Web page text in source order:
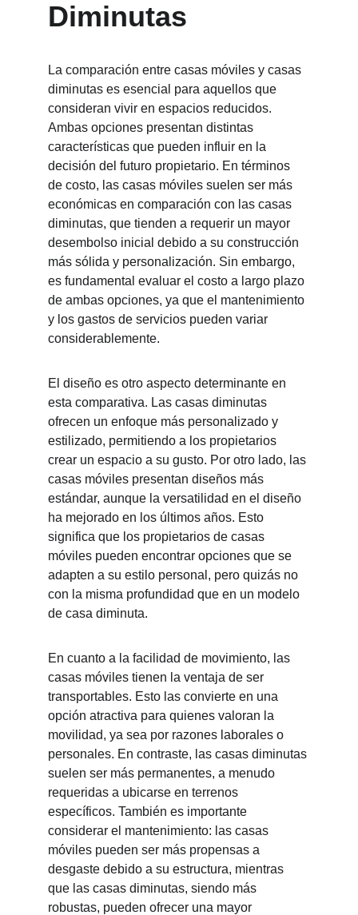
Diminutas
La comparación entre casas móviles y casas
diminutas es esencial para aquellos que
consideran vivir en espacios reducidos.
Ambas opciones presentan distintas
características que pueden influir en la
decisión del futuro propietario. En términos
de costo, las casas móviles suelen ser más
económicas en comparación con las casas
diminutas, que tienden a requerir un mayor
desembolso inicial debido a su construcción
más sólida y personalización. Sin embargo,
es fundamental evaluar el costo a largo plazo
de ambas opciones, ya que el mantenimiento
y los gastos de servicios pueden variar
considerablemente.
El diseño es otro aspecto determinante en
esta comparativa. Las casas diminutas
ofrecen un enfoque más personalizado y
estilizado, permitiendo a los propietarios
crear un espacio a su gusto. Por otro lado, las
casas móviles presentan diseños más
estándar, aunque la versatilidad en el diseño
ha mejorado en los últimos años. Esto
significa que los propietarios de casas
móviles pueden encontrar opciones que se
adapten a su estilo personal, pero quizás no
con la misma profundidad que en un modelo
de casa diminuta.
En cuanto a la facilidad de movimiento, las
casas móviles tienen la ventaja de ser
transportables. Esto las convierte en una
opción atractiva para quienes valoran la
movilidad, ya sea por razones laborales o
personales. En contraste, las casas diminutas
suelen ser más permanentes, a menudo
requeridas a ubicarse en terrenos
específicos. También es importante
considerar el mantenimiento: las casas
móviles pueden ser más propensas a
desgaste debido a su estructura, mientras
que las casas diminutas, siendo más
robustas, pueden ofrecer una mayor